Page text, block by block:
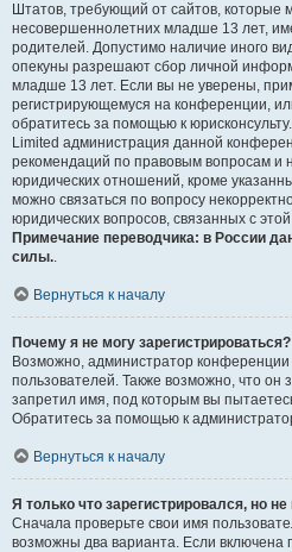
Штатов, требующий от сайтов, которые
несовершеннолетних младше 13 лет,
родителей. Допустимо наличие иного
опекуны разрешают сбор личной
младше 13 лет. Если вы не уверены,
регистрирующемуся на конференции,
обратитесь за помощью к
Limited администрация данной
рекомендаций по правовым вопросам и
юридических отношений, кроме
можно связаться по вопросу
юридических вопросов, связанных с
Примечание переводчика: в России
силы..
Вернуться к началу
Почему я не могу зарегистрироваться?
Возможно, администратор
пользователей. Также возможно, что он
запретил имя, под которым вы
Обратитесь за помощью к
Вернуться к началу
Я только что зарегистрировался, но не
Сначала проверьте свои имя
возможны два варианта. Если включена